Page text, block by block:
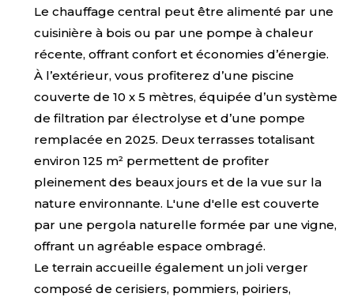
Le chauffage central peut être alimenté par une
cuisinière à bois ou par une pompe à chaleur
récente, offrant confort et économies d’énergie.
À l’extérieur, vous profiterez d’une piscine
couverte de 10 x 5 mètres, équipée d’un système
de filtration par électrolyse et d’une pompe
remplacée en 2025. Deux terrasses totalisant
environ 125 m² permettent de profiter
pleinement des beaux jours et de la vue sur la
nature environnante. L'une d'elle est couverte
par une pergola naturelle formée par une vigne,
offrant un agréable espace ombragé.
Le terrain accueille également un joli verger
composé de cerisiers, pommiers, poiriers,